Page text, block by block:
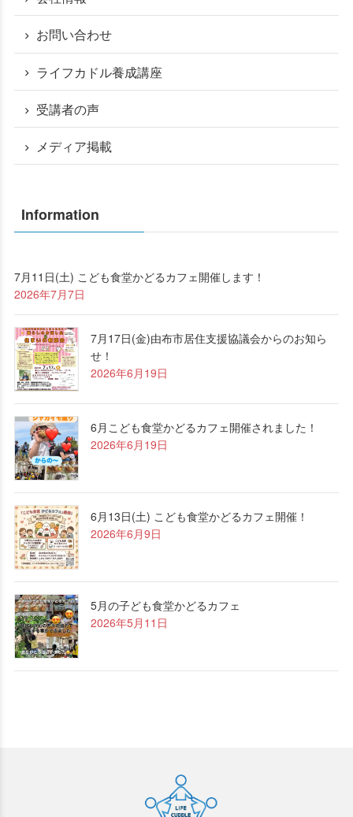
お問い合わせ
ライフカドル養成講座
受講者の声
メディア掲載
Information
7月11日(土) こども食堂かどるカフェ開催します！
2026年7月7日
7月17日(金)由布市居住支援協議会からのお知ら
せ！
2026年6月19日
6月こども食堂かどるカフェ開催されました！
2026年6月19日
6月13日(土) こども食堂かどるカフェ開催！
2026年6月9日
5月の子ども食堂かどるカフェ
2026年5月11日